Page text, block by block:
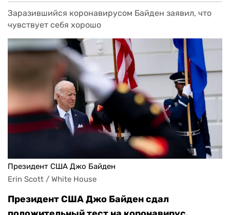
Заразившийся коронавирусом Байден заявил, что
чувствует себя хорошо
Президент США Джо Байден
Erin Scott / White House
Президент США Джо Байден сдал